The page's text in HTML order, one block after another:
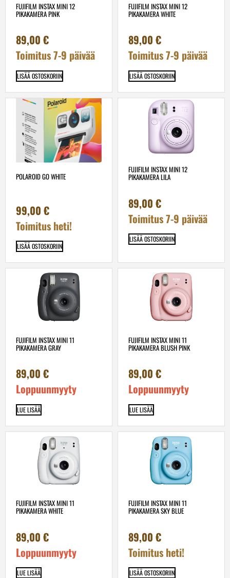
FUJIFILM INSTAX MINI 12
PIKAKAMERA PINK
89,00 €
Toimitus 7-9 päivää
LISÄÄ OSTOSKORIIN
FUJIFILM INSTAX MINI 12
PIKAKAMERA WHITE
89,00 €
Toimitus 7-9 päivää
LISÄÄ OSTOSKORIIN
POLAROID GO WHITE
99,00 €
Toimitus heti!
LISÄÄ OSTOSKORIIN
FUJIFILM INSTAX MINI 12
PIKAKAMERA LILA
89,00 €
Toimitus 7-9 päivää
LISÄÄ OSTOSKORIIN
FUJIFILM INSTAX MINI 11
PIKAKAMERA GRAY
89,00 €
Loppuunmyyty
LUE LISÄÄ
FUJIFILM INSTAX MINI 11
PIKAKAMERA BLUSH PINK
89,00 €
Loppuunmyyty
LUE LISÄÄ
FUJIFILM INSTAX MINI 11
PIKAKAMERA WHITE
89,00 €
Loppuunmyyty
LUE LISÄÄ
FUJIFILM INSTAX MINI 11
PIKAKAMERA SKY BLUE
89,00 €
Toimitus heti!
LISÄÄ OSTOSKORIIN